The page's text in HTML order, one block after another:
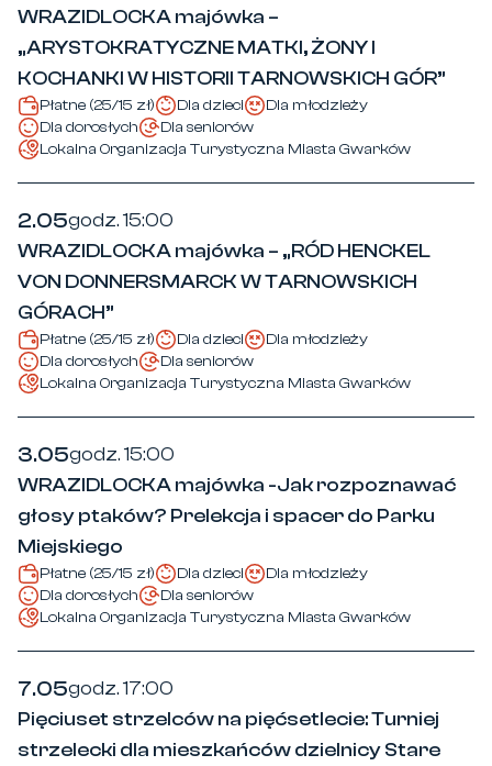
WRAZIDLOCKA majówka –
„ARYSTOKRATYCZNE MATKI, ŻONY I
KOCHANKI W HISTORII TARNOWSKICH GÓR”
Płatne (25/15 zł) Dla dzieci
Dla młodzieży
Dla dorosłych
Dla seniorów
Lokalna Organizacja Turystyczna Miasta Gwarków
2.05godz. 15:00
WRAZIDLOCKA majówka – „RÓD HENCKEL
VON DONNERSMARCK W TARNOWSKICH
GÓRACH”
Płatne (25/15 zł) Dla dzieci
Dla młodzieży
Dla dorosłych
Dla seniorów
Lokalna Organizacja Turystyczna Miasta Gwarków
3.05godz. 15:00
WRAZIDLOCKA majówka -Jak rozpoznawać
głosy ptaków? Prelekcja i spacer do Parku
Miejskiego
Płatne (25/15 zł) Dla dzieci
Dla młodzieży
Dla dorosłych
Dla seniorów
Lokalna Organizacja Turystyczna Miasta Gwarków
7.05godz. 17:00
Pięciuset strzelców na pięćsetlecie: Turniej
strzelecki dla mieszkańców dzielnicy Stare